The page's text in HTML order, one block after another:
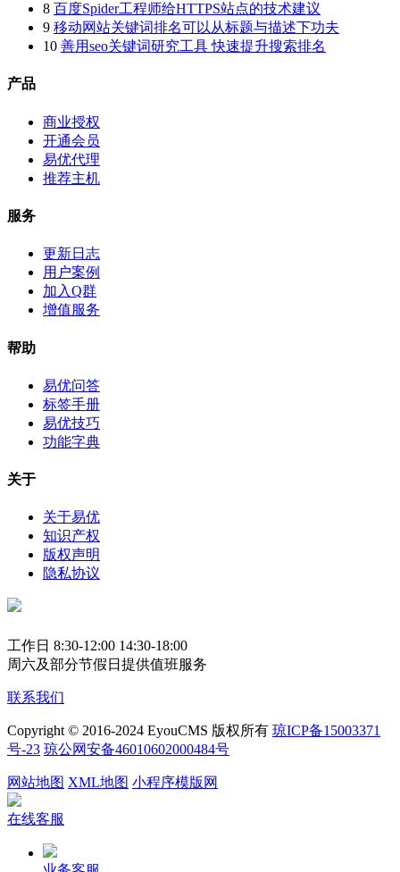
8 百度Spider工程师给HTTPS站点的技术建议
9 移动网站关键词排名可以从标题与描述下功夫
10 善用seo关键词研究工具 快速提升搜索排名
产品
商业授权
开通会员
易优代理
推荐主机
服务
更新日志
用户案例
加入Q群
增值服务
帮助
易优问答
标签手册
易优技巧
功能字典
关于
关于易优
知识产权
版权声明
隐私协议
工作日 8:30-12:00 14:30-18:00
周六及部分节假日提供值班服务
联系我们
Copyright © 2016-2024 EyouCMS 版权所有 琼ICP备15003371
号-23 琼公网安备46010602000484号
网站地图 XML地图 小程序模版网
在线客服